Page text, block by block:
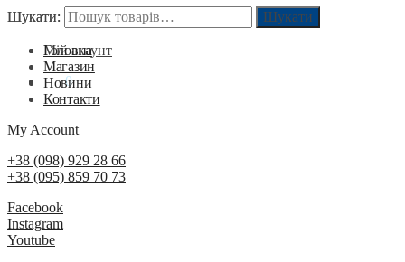
Шукати: Шукати
Мій акаунт
0₴ 0
Шукати: Шукати
Головна
Магазин
Новини
Контакти
My Account
+38 (098) 929 28 66
+38 (095) 859 70 73
Facebook
Instagram
Youtube